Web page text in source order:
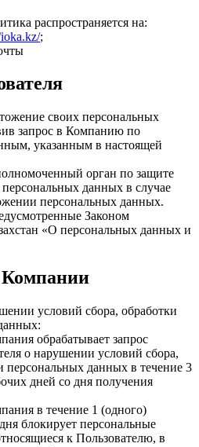
распространяется на:
;
своих персональных
запрос в Компанию по
указанным в настоящей
орган по защите
персональных данных в случае
персональных данных.
Законом
«О персональных данных и
Компании
условий сбора, обработки
обрабатывает запрос
о нарушении условий сбора,
персональных данных в течение 3
дней со дня получения
в течение 1 (одного)
блокирует персональные
к Пользователю, в